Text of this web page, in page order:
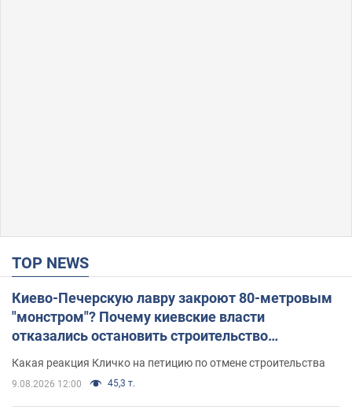
TOP NEWS
Киево-Печерскую лавру закроют 80-метровым
"монстром"? Почему киевские власти
отказались остановить строительство
Какая реакция Кличко на петицию по отмене строительства
9.08.2026 12:00 45,3 т.